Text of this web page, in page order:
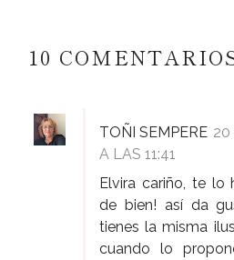
10
TOÑI SEMPERE 20
A LAS 11:41
Elvira cariño, te lo
de bien! así da
tienes la misma
cuando lo